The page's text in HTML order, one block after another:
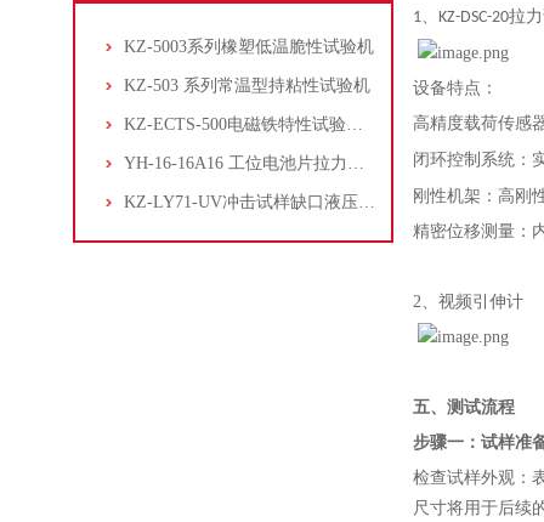
KZ-5003系列橡塑低温脆性试验机
KZ-503 系列常温型持粘性试验机
KZ-ECTS-500电磁铁特性试验系统
YH-16-16A16 工位电池片拉力试验机
KZ-LY71-UV冲击试样缺口液压拉床
1、 KZ-DSC-20拉力
设备特点：
高精度载荷传感
闭环控制系统：
刚性机架：高刚
精密位移测量：
2、 视频引伸计
五、 测试流程
步骤一：试样准
检查试样外观：
尺寸将用于后续